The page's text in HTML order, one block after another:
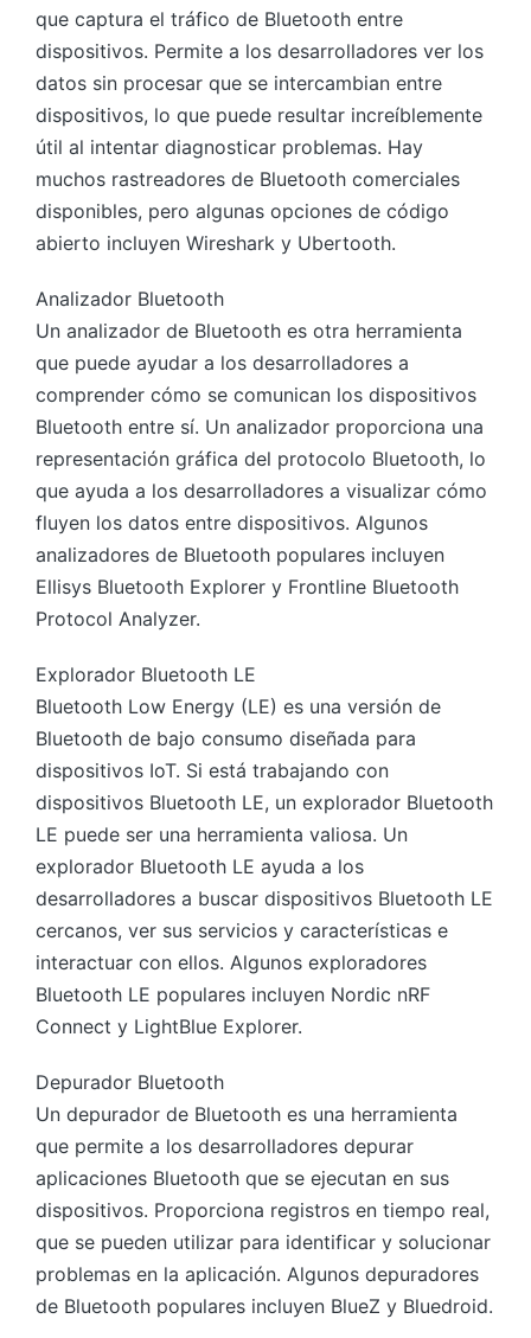
que captura el tráfico de Bluetooth entre
dispositivos. Permite a los desarrolladores ver los
datos sin procesar que se intercambian entre
dispositivos, lo que puede resultar increíblemente
útil al intentar diagnosticar problemas. Hay
muchos rastreadores de Bluetooth comerciales
disponibles, pero algunas opciones de código
abierto incluyen Wireshark y Ubertooth.
Analizador Bluetooth
Un analizador de Bluetooth es otra herramienta
que puede ayudar a los desarrolladores a
comprender cómo se comunican los dispositivos
Bluetooth entre sí. Un analizador proporciona una
representación gráfica del protocolo Bluetooth, lo
que ayuda a los desarrolladores a visualizar cómo
fluyen los datos entre dispositivos. Algunos
analizadores de Bluetooth populares incluyen
Ellisys Bluetooth Explorer y Frontline Bluetooth
Protocol Analyzer.
Explorador Bluetooth LE
Bluetooth Low Energy (LE) es una versión de
Bluetooth de bajo consumo diseñada para
dispositivos IoT. Si está trabajando con
dispositivos Bluetooth LE, un explorador Bluetooth
LE puede ser una herramienta valiosa. Un
explorador Bluetooth LE ayuda a los
desarrolladores a buscar dispositivos Bluetooth LE
cercanos, ver sus servicios y características e
interactuar con ellos. Algunos exploradores
Bluetooth LE populares incluyen Nordic nRF
Connect y LightBlue Explorer.
Depurador Bluetooth
Un depurador de Bluetooth es una herramienta
que permite a los desarrolladores depurar
aplicaciones Bluetooth que se ejecutan en sus
dispositivos. Proporciona registros en tiempo real,
que se pueden utilizar para identificar y solucionar
problemas en la aplicación. Algunos depuradores
de Bluetooth populares incluyen BlueZ y Bluedroid.